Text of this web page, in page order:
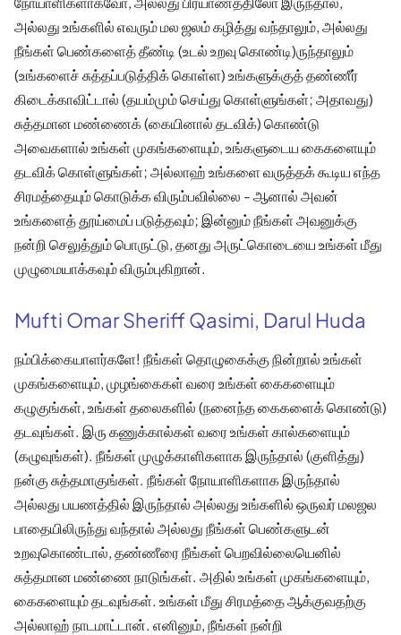
அல்லது உங்களில் எவரும் மல ஜலம் கழித்து வந்தாலும், அல்லது
நீங்கள் பெண்களைத் தீண்டி (உடல் உறவு கொண்டி)ருந்தாலும்
(உங்களைச் சுத்தப்படுத்திக் கொள்ள) உங்களுக்குத் தண்ணீர்
கிடைக்காவிட்டால் (தயம்மும் செய்து கொள்ளுங்கள்; அதாவது)
சுத்தமான மண்ணைக் (கையினால் தடவிக்) கொண்டு
அவைகளால் உங்கள் முகங்களையும், உங்களுடைய கைகளையும்
தடவிக் கொள்ளுங்கள்; அல்லாஹ் உங்களை வருத்தக் கூடிய எந்த
சிரமத்தையும் கொடுக்க விரும்பவில்லை - ஆனால் அவன்
உங்களைத் தூய்மைப் படுத்தவும்; இன்னும் நீங்கள் அவனுக்கு
நன்றி செலுத்தும் பொருட்டு, தனது அருட்கொடையை உங்கள் மீது
முழுமையாக்கவும் விரும்புகிறான்.
Mufti Omar Sheriff Qasimi, Darul Huda
நம்பிக்கையாளர்களே! நீங்கள் தொழுகைக்கு நின்றால் உங்கள்
முகங்களையும், முழங்கைகள் வரை உங்கள் கைகளையும்
கழுகுங்கள், உங்கள் தலைகளில் (நனைந்த கைகளைக் கொண்டு)
தடவுங்கள். இரு கணுக்கால்கள் வரை உங்கள் கால்களையும்
(கழுவுங்கள்). நீங்கள் முழுக்காளிகளாக இருந்தால் (குளித்து)
நன்கு சுத்தமாகுங்கள். நீங்கள் நோயாளிகளாக இருந்தால்
அல்லது பயணத்தில் இருந்தால் அல்லது உங்களில் ஒருவர் மலஜல
பாதையிலிருந்து வந்தால் அல்லது நீங்கள் பெண்களுடன்
உறவுகொண்டால், தண்ணீரை நீங்கள் பெறவில்லையெனில்
சுத்தமான மண்ணை நாடுங்கள். அதில் உங்கள் முகங்களையும்,
கைகளையும் தடவுங்கள். உங்கள் மீது சிரமத்தை ஆக்குவதற்கு
அல்லாஹ் நாடமாட்டான். எனினும், நீங்கள் நன்றி